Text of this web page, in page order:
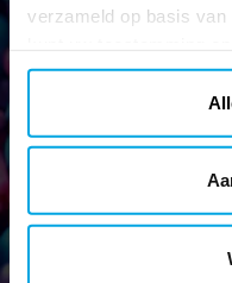
verzameld op basis
Blijf op de hoogte van al
tips